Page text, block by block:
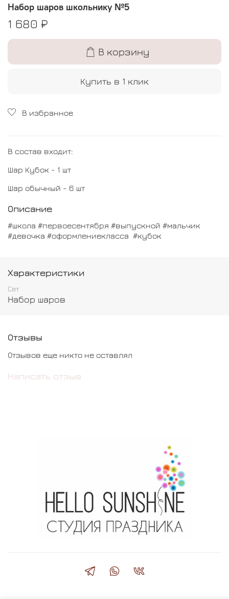
Набор шаров школьнику №5
1 680 ₽
В корзину
Купить в 1 клик
В избранное
В состав входит:
Шар Кубок - 1 шт
Шар обычный - 6 шт
Описание
#школа #первоесентября #выпускной #мальчик
#девочка #оформлениекласса #кубок
Характеристики
Сет
Набор шаров
Отзывы
Отзывов еще никто не оставлял
Написать отзыв